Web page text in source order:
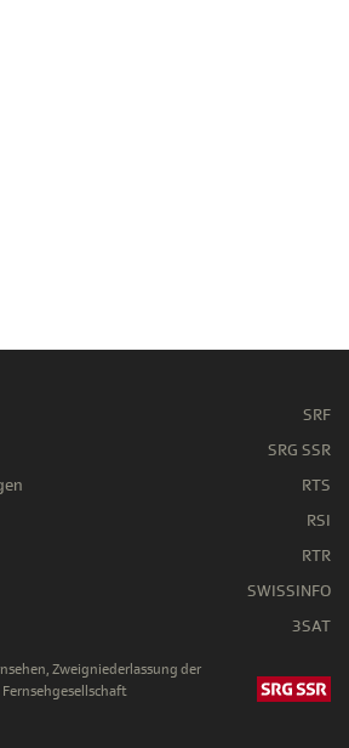
SRF
SRG SSR
RTS
RSI
RTR
SWISSINFO
3SAT
Zweigniederlassung der